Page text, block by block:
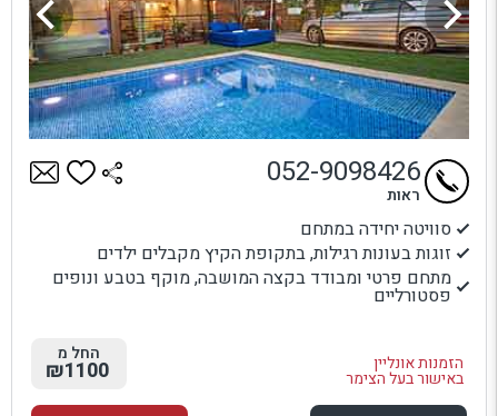
סוויטה יחידה במתחם
זוגות בעונות רגילות, בתקופת הקיץ מקבלים ילדים
מתחם פרטי ומבודד בקצה המושבה, מוקף בטבע ונופים
פסטורליים
הזמנות אונליין
באישור בעל הצימר
052-9098426
ראות
החל מ
₪1100